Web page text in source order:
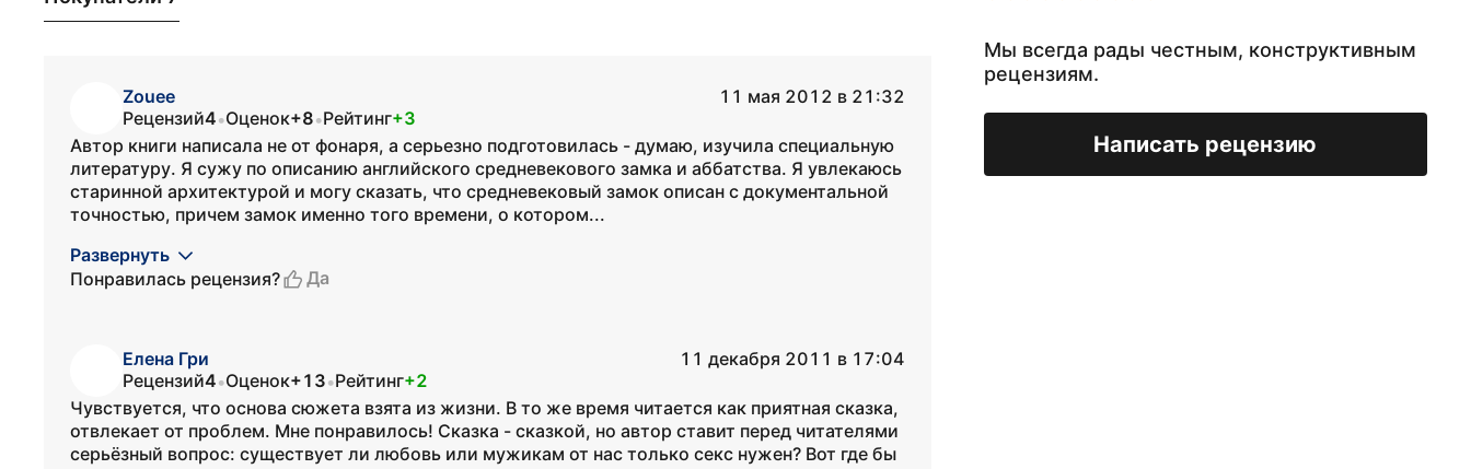
Мы всегда рады честным, конструктивным
рецензиям.
Написать рецензию
Zouee
11 мая 2012 в 21:32
Рецензий4•Оценок+8•Рейтинг+3
Автор книги написала не от фонаря, а серьезно подготовилась - думаю, изучила специальную
литературу. Я сужу по описанию английского средневекового замка и аббатства. Я увлекаюсь
старинной архитектурой и могу сказать, что средневековый замок описан с документальной
точностью, причем замок именно того времени, о котором...
Развернуть
Понравилась рецензия?
Да
Елена Гри
11 декабря 2011 в 17:04
Рецензий4•Оценок+13•Рейтинг+2
Чувствуется, что основа сюжета взята из жизни. В то же время читается как приятная сказка,
отвлекает от проблем. Мне понравилось! Сказка - сказкой, но автор ставит перед читателями
серьёзный вопрос: существует ли любовь или мужикам от нас только секс нужен? Вот где бы